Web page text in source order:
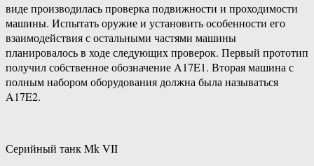
виде производилась проверка подвижности и проходимости
машины. Испытать оружие и установить особенности его
взаимодействия с остальными частями машины
планировалось в ходе следующих проверок. Первый прототип
получил собственное обозначение A17E1. Вторая машина с
полным набором оборудования должна была называться
A17E2.
Серийный танк Mk VII